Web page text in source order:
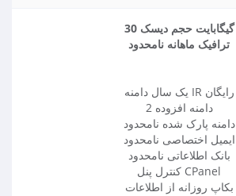
30 گیگابایت حجم دیسک
ترافیک ماهانه نامحدود
یک سال دامنه IR رایگان
2 دامنه افزوده
دامنه پارک شده نامحدود
ایمیل اختصاصی نامحدود
بانک اطلاعاتی نامحدود
کنترل پنل CPanel
بکاپ روزانه از اطلاعات